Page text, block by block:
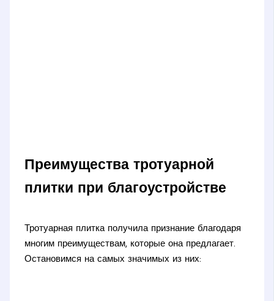
Преимущества тротуарной
плитки при благоустройстве
Тротуарная плитка получила признание благодаря
многим преимуществам, которые она предлагает.
Остановимся на самых значимых из них: